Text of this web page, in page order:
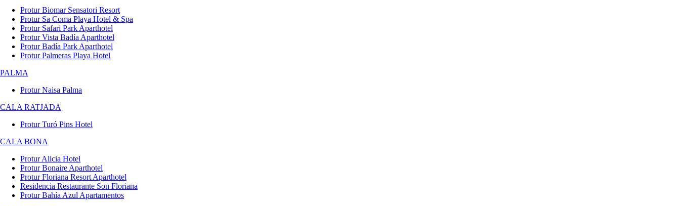
Protur Biomar Sensatori Resort
Protur Sa Coma Playa Hotel & Spa
Protur Safari Park Aparthotel
Protur Vista Badía Aparthotel
Protur Badía Park Aparthotel
Protur Palmeras Playa Hotel
PALMA
Protur Naisa Palma
CALA RATJADA
Protur Turó Pins Hotel
CALA BONA
Protur Alicia Hotel
Protur Bonaire Aparthotel
Protur Floriana Resort Aparthotel
Residencia Restaurante Son Floriana
Protur Bahía Azul Apartamentos